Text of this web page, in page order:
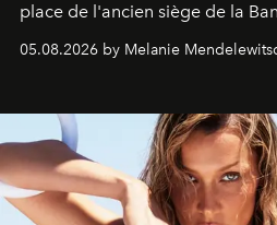
place de l'ancien siège de la
de vivre Romain dans toute
05.08.2026 by Melanie